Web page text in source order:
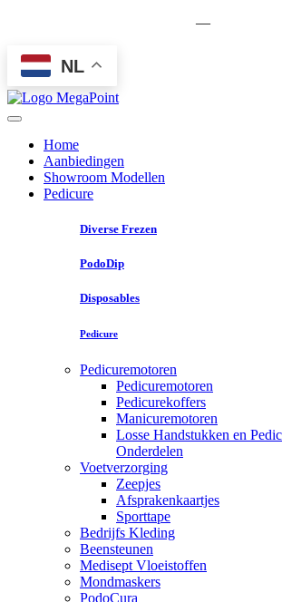
—
NL
Home
Aanbiedingen
Showroom Modellen
Pedicure
Diverse Frezen
PodoDip
Disposables
Pedicure
Pedicuremotoren
Pedicuremotoren
Pedicurekoffers
Manicuremotoren
Losse Handstukken en
Onderdelen
Voetverzorging
Zeepjes
Afsprakenkaartjes
Sporttape
Bedrijfs Kleding
Beensteunen
Medisept Vloeistoffen
Mondmaskers
PodoCura